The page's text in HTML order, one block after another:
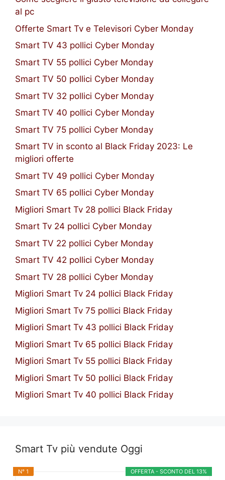
al pc
Offerte Smart Tv e Televisori Cyber Monday
Smart TV 43 pollici Cyber Monday
Smart TV 55 pollici Cyber Monday
Smart TV 50 pollici Cyber Monday
Smart TV 32 pollici Cyber Monday
Smart TV 40 pollici Cyber Monday
Smart TV 75 pollici Cyber Monday
Smart TV in sconto al Black Friday 2023: Le
migliori offerte
Smart TV 49 pollici Cyber Monday
Smart TV 65 pollici Cyber Monday
Migliori Smart Tv 28 pollici Black Friday
Smart Tv 24 pollici Cyber Monday
Smart TV 22 pollici Cyber Monday
Smart TV 42 pollici Cyber Monday
Smart TV 28 pollici Cyber Monday
Migliori Smart Tv 24 pollici Black Friday
Migliori Smart Tv 75 pollici Black Friday
Migliori Smart Tv 43 pollici Black Friday
Migliori Smart Tv 65 pollici Black Friday
Migliori Smart Tv 55 pollici Black Friday
Migliori Smart Tv 50 pollici Black Friday
Migliori Smart Tv 40 pollici Black Friday
Smart Tv più vendute Oggi
OFFERTA - SCONTO DEL 13%
N° 1